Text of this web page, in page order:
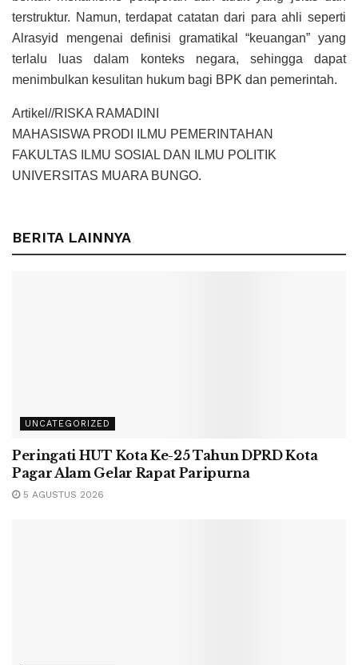
terstruktur. Namun, terdapat catatan dari para ahli seperti
Alrasyid mengenai definisi gramatikal “keuangan” yang
terlalu luas dalam konteks negara, sehingga dapat
menimbulkan kesulitan hukum bagi BPK dan pemerintah.
Artikel//RISKA RAMADINI
MAHASISWA PRODI ILMU PEMERINTAHAN
FAKULTAS ILMU SOSIAL DAN ILMU POLITIK
UNIVERSITAS MUARA BUNGO.
BERITA LAINNYA
UNCATEGORIZED
Peringati HUT Kota Ke-25 Tahun DPRD Kota
Pagar Alam Gelar Rapat Paripurna
5 AGUSTUS 2026